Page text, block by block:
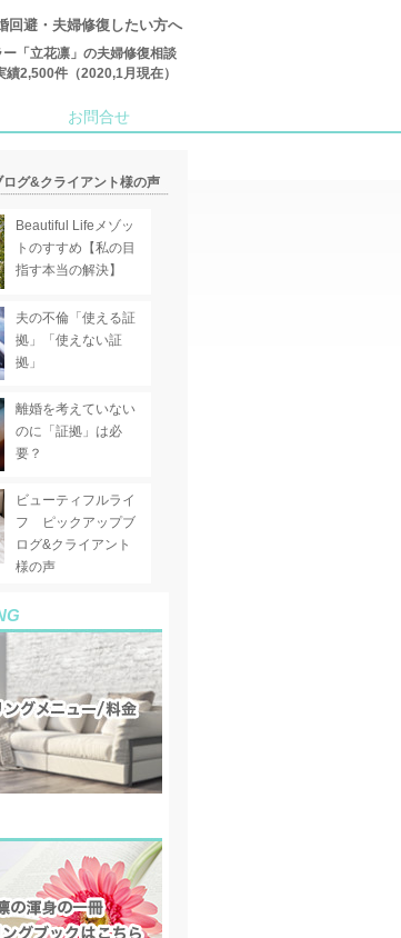
避・夫婦修復したい方へ
「立花凛」の夫婦修復相談
2,500件（2020,1月現在）
お問合せ
ログ&クライアント様の声
Beautiful Lifeメゾッ
トのすすめ【私の目
指す本当の解決】
夫の不倫「使える証
拠」「使えない証
拠」
離婚を考えていない
のに「証拠」は必
要？
ビューティフルライ
フ ピックアップブ
ログ&クライアント
様の声